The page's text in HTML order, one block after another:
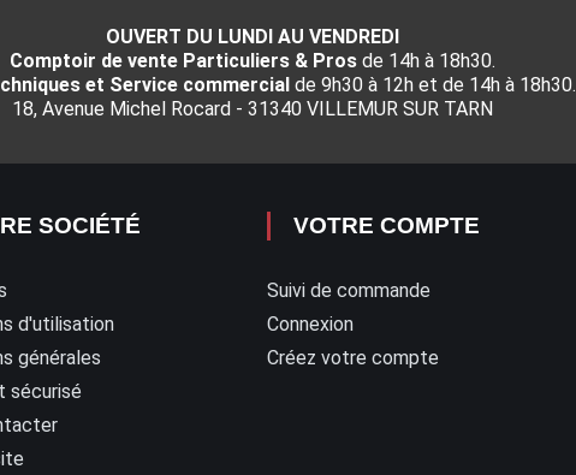
OUVERT DU LUNDI AU VENDREDI
Comptoir de vente Particuliers & Pros de 14h à 18h30.
et Service commercial de 9h30 à 12h et de 14h à 18h30.
18, Avenue Michel Rocard - 31340 VILLEMUR SUR TARN
SOCIÉTÉ
d'utilisation
générales
sécurisé
VOTRE COMPTE
Suivi de commande
Connexion
Créez votre compte